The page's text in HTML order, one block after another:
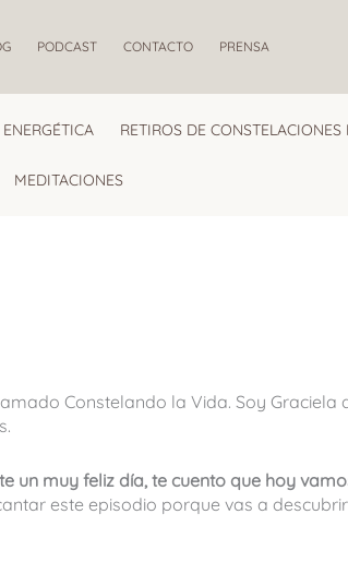
PODCAST CONTACTO PRENSA
RETIROS DE CONSTELACIONES
MEDITACIONES
Constelando la Vida. Soy
un muy feliz día, te cuento que hoy
este episodio porque vas a